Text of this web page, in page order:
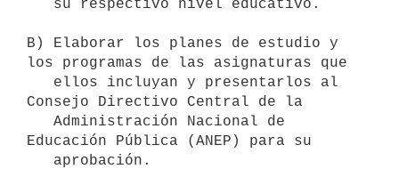
B) Elaborar los planes de estudio y
los programas de las asignaturas que
Consejo Directivo Central de la
Educación Pública (ANEP) para su